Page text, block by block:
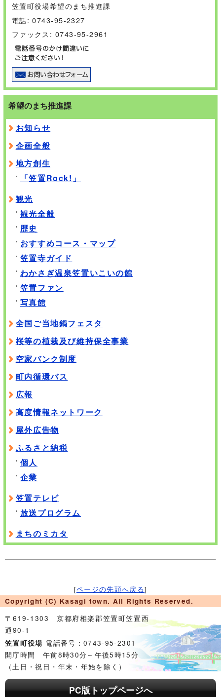
笠置町役場希望のまち推進課
電話: 0743-95-2327
ファックス: 0743-95-2961
希望のまち推進課
お知らせ
企画全般
地方創生
「笠置Rock!」
観光
観光全般
歴史
おすすめコース・マップ
笠置寺ガイド
わかさぎ温泉笠置いこいの館
笠置ファン
写真館
全国ご当地鍋フェスタ
桜等の植栽及び維持保全事業
空家バンク制度
町内循環バス
広報
高度情報ネットワーク
屋外広告物
ふるさと納税
個人
企業
笠置テレビ
放送プログラム
まちのミカタ
[ページの先頭へ戻る]
Copyright (C) Kasagi town. All Rights Reserved.
〒619-1303 京都府相楽郡笠置町笠置西
通90-1
笠置町役場 電話番号：0743-95-2301
開庁時間 午前8時30分～午後5時15分
（土日・祝日・年末・年始を除く）
PC版トップページへ